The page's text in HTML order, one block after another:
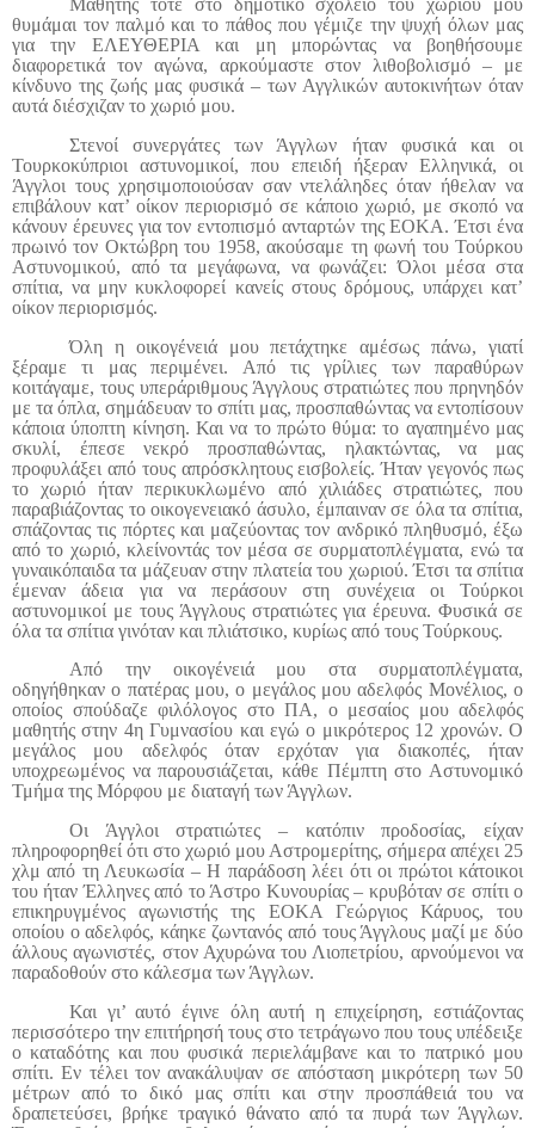
Μαθητής τότε στο δημοτικό σχολείο του χωριού μου
θυμάμαι τον παλμό και το πάθος που γέμιζε την ψυχή όλων μας
για την ΕΛΕΥΘΕΡΙΑ και μη μπορώντας να βοηθήσουμε
διαφορετικά τον αγώνα, αρκούμαστε στον λιθοβολισμό – με
κίνδυνο της ζωής μας φυσικά – των Αγγλικών αυτοκινήτων όταν
αυτά διέσχιζαν το χωριό μου.
Στενοί συνεργάτες των Άγγλων ήταν φυσικά και οι
Τουρκοκύπριοι αστυνομικοί, που επειδή ήξεραν Ελληνικά, οι
Άγγλοι τους χρησιμοποιούσαν σαν ντελάληδες όταν ήθελαν να
επιβάλουν κατ’ οίκον περιορισμό σε κάποιο χωριό, με σκοπό να
κάνουν έρευνες για τον εντοπισμό ανταρτών της ΕΟΚΑ. Έτσι ένα
πρωινό τον Οκτώβρη του 1958, ακούσαμε τη φωνή του Τούρκου
Αστυνομικού, από τα μεγάφωνα, να φωνάζει: Όλοι μέσα στα
σπίτια, να μην κυκλοφορεί κανείς στους δρόμους, υπάρχει κατ’
οίκον περιορισμός.
Όλη η οικογένειά μου πετάχτηκε αμέσως πάνω, γιατί
ξέραμε τι μας περιμένει. Από τις γρίλιες των παραθύρων
κοιτάγαμε, τους υπεράριθμους Άγγλους στρατιώτες που πρηνηδόν
με τα όπλα, σημάδευαν το σπίτι μας, προσπαθώντας να εντοπίσουν
κάποια ύποπτη κίνηση. Και να το πρώτο θύμα: το αγαπημένο μας
σκυλί, έπεσε νεκρό προσπαθώντας, ηλακτώντας, να μας
προφυλάξει από τους απρόσκλητους εισβολείς. Ήταν γεγονός πως
το χωριό ήταν περικυκλωμένο από χιλιάδες στρατιώτες, που
παραβιάζοντας το οικογενειακό άσυλο, έμπαιναν σε όλα τα σπίτια,
σπάζοντας τις πόρτες και μαζεύοντας τον ανδρικό πληθυσμό, έξω
από το χωριό, κλείνοντάς τον μέσα σε συρματοπλέγματα, ενώ τα
γυναικόπαιδα τα μάζευαν στην πλατεία του χωριού. Έτσι τα σπίτια
έμεναν άδεια για να περάσουν στη συνέχεια οι Τούρκοι
αστυνομικοί με τους Άγγλους στρατιώτες για έρευνα. Φυσικά σε
όλα τα σπίτια γινόταν και πλιάτσικο, κυρίως από τους Τούρκους.
Από την οικογένειά μου στα συρματοπλέγματα,
οδηγήθηκαν ο πατέρας μου, ο μεγάλος μου αδελφός Μονέλιος, ο
οποίος σπούδαζε φιλόλογος στο ΠΑ, ο μεσαίος μου αδελφός
μαθητής στην 4η Γυμνασίου και εγώ ο μικρότερος 12 χρονών. Ο
μεγάλος μου αδελφός όταν ερχόταν για διακοπές, ήταν
υποχρεωμένος να παρουσιάζεται, κάθε Πέμπτη στο Αστυνομικό
Τμήμα της Μόρφου με διαταγή των Άγγλων.
Οι Άγγλοι στρατιώτες – κατόπιν προδοσίας, είχαν
πληροφορηθεί ότι στο χωριό μου Αστρομερίτης, σήμερα απέχει 25
χλμ από τη Λευκωσία – Η παράδοση λέει ότι οι πρώτοι κάτοικοι
του ήταν Έλληνες από το Άστρο Κυνουρίας – κρυβόταν σε σπίτι ο
επικηρυγμένος αγωνιστής της ΕΟΚΑ Γεώργιος Κάρυος, του
οποίου ο αδελφός, κάηκε ζωντανός από τους Άγγλους μαζί με δύο
άλλους αγωνιστές, στον Αχυρώνα του Λιοπετρίου, αρνούμενοι να
παραδοθούν στο κάλεσμα των Άγγλων.
Και γι’ αυτό έγινε όλη αυτή η επιχείρηση, εστιάζοντας
περισσότερο την επιτήρησή τους στο τετράγωνο που τους υπέδειξε
ο καταδότης και που φυσικά περιελάμβανε και το πατρικό μου
σπίτι. Εν τέλει τον ανακάλυψαν σε απόσταση μικρότερη των 50
μέτρων από το δικό μας σπίτι και στην προσπάθειά του να
δραπετεύσει, βρήκε τραγικό θάνατο από τα πυρά των Άγγλων.